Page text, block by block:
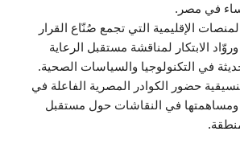
في مصر.
الإقليمية التي تجمع صُنّاع القرار
الابتكار لمناقشة مستقبل الرعاية
في التكنولوجيا والسياسات الصحية.
حضور الكوادر المصرية الفاعلة في
ومساهمتها في النقاشات حول مستقبل